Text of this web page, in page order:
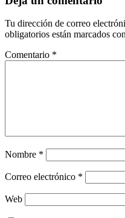
Tu dirección de correo
obligatorios están marcados con
Comentario *
Nombre *
Correo electrónico *
Web